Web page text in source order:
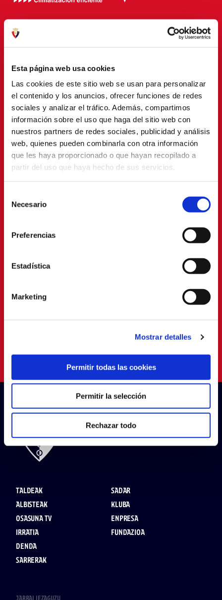
Esta página web usa cookies
Las cookies de este sitio web se usan para personalizar
el contenido y los anuncios, ofrecer funciones de redes
sociales y analizar el tráfico. Además, compartimos
información sobre el uso que haga del sitio web con
nuestros partners de redes sociales, publicidad y análisis
web, quienes pueden combinarla con otra información
que les haya proporcionado o que hayan recopilado a
partir del uso que haya hecho de sus servicios.
Necesario
Preferencias
Estadística
Marketing
Mostrar detalles
Permitir todas las cookies
Permitir la selección
Rechazar todo
TALDEAK
ALBISTEAK
OSASUNA TV
IRRATIA
DENDA
SARRERAK
SADAR
KLUBA
ENPRESA
FUNDAZIOA